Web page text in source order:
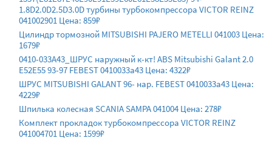
1.8D2.0D2.5D3.0D турбины турбокомпрессора VICTOR REINZ
041002901 Цена: 859₽
Цилиндр тормозной MITSUBISHI PAJERO METELLI 041003 Цена:
1679₽
0410-033A43_ШРУС наружный к-кт! ABS Mitsubishi Galant 2.0
E52E55 93-97 FEBEST 0410033a43 Цена: 4322₽
ШРУС MITSUBISHI GALANT 96- нар. FEBEST 0410033a43 Цена:
4229₽
Шпилька колесная SCANIA SAMPA 041004 Цена: 278₽
Комплект прокладок турбокомпрессора VICTOR REINZ
041004701 Цена: 1599₽